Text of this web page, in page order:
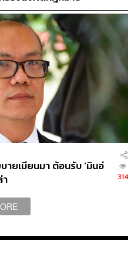
รถระบุสาเหตุของการก่อ
หรือไม่ วันมูหะมัดนอร์ กล่าว
องสอบสวนต่อไป แต่เชื่อว่า
ครบถ้วน พร้อมชื่นชมการ
รวดเร็ว
ผู้จ้างวานและผู้บงการ รวม
ก่อเหตุครั้งนี้ หากไม่สามารถ
ของกองอำนวยการรักษา
ร (กอ.รมน.) ที่ต้องชี้แจงต่อ
อง กอ.รมน. ไปใช้ก่อเหตุ เพื่อ
ไม่ได้เกี่ยวข้องกับความ
ที่ไม่ถูกต้อง ต้องมีผู้จ้างวาน
ยเมียนมา ต้อนรับ ‘มินอ่
314